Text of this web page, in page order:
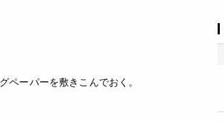
ペーパーを敷きこんでおく。